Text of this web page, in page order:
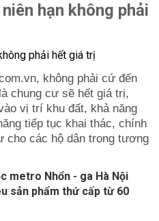
hạn không phải
không phải cứ đến
chung cư sẽ hết giá trị,
vị trí khu đất, khả năng
tiếp tục khai thác, chính
cho các hộ dân trong tương
metro Nhổn - ga Hà Nội
sản phẩm thứ cấp từ 60